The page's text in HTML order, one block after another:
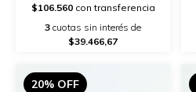
$106.560con transferencia
3 cuotas sin interés de
$39.466,67
20% OFF